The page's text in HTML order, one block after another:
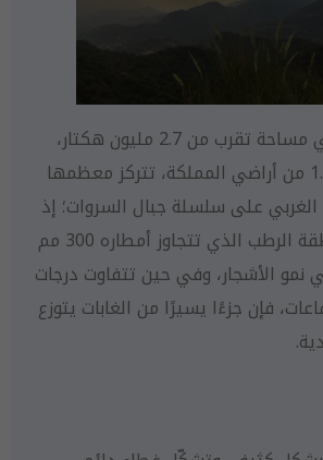
أمَّا الغابات فتغطي مساحة تقرب من 2.7 مليون هكتار،
وبنسبة قدرها %1.2 من أراضي المملكة، تتركز معظمها
على سلسلة جبال السروات؛ إذ
يساعد مناخ المنطقة الرطب الذي تتجاوز أمطاره 300 مم
نمو الأشجار، وفي حين تتفاوت درجات
فإن جزءًا يسيرًا من الغابات يتوزع